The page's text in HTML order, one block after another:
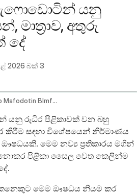
යනු
මාත්‍රාව, අතුරු
දේ
2026 බක් 3
Belantamab Mafodotin Blmf Intravenous Route
යනු රුධිර පිළිකාවක් වන බහු
කිරීම සඳහා විශේෂයෙන් නිර්මාණය
මෙම නව්‍ය ප්‍රතිකාරය මගින්
පිළිකා සෛල වෙත කෙලින්ම
මෙම ඖෂධය නියම කර